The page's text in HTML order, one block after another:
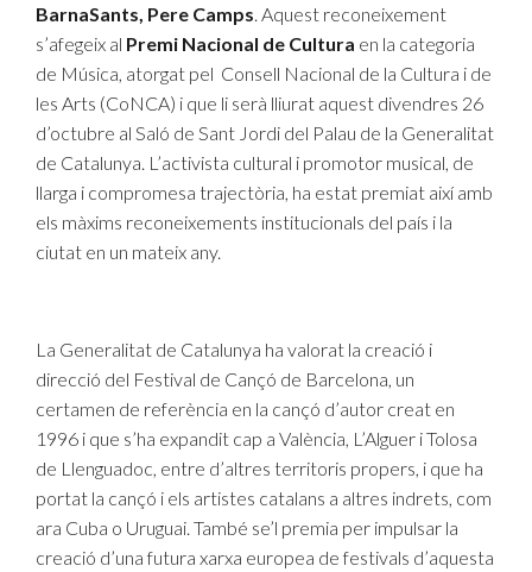
BarnaSants, Pere Camps . Aquest reconeixement
s’afegeix al Premi Nacional de Cultura en la categoria
de Música, atorgat pel Consell Nacional de la Cultura i de
les Arts (CoNCA) i que li serà lliurat aquest divendres 26
d’octubre al Saló de Sant Jordi del Palau de la Generalitat
de Catalunya. L’activista cultural i promotor musical, de
llarga i compromesa trajectòria, ha estat premiat així amb
els màxims reconeixements institucionals del país i la
ciutat en un mateix any.
La Generalitat de Catalunya ha valorat la creació i
direcció del Festival de Cançó de Barcelona, un
certamen de referència en la cançó d’autor creat en
1996 i que s’ha expandit cap a València, L’Alguer i Tolosa
de Llenguadoc, entre d’altres territoris propers, i que ha
portat la cançó i els artistes catalans a altres indrets, com
ara Cuba o Uruguai. També se’l premia per impulsar la
creació d’una futura xarxa europea de festivals d’aquesta